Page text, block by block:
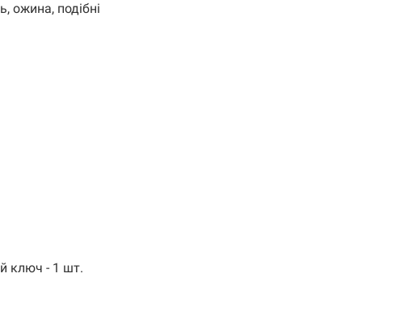
ожина, подібні
ключ - 1 шт.